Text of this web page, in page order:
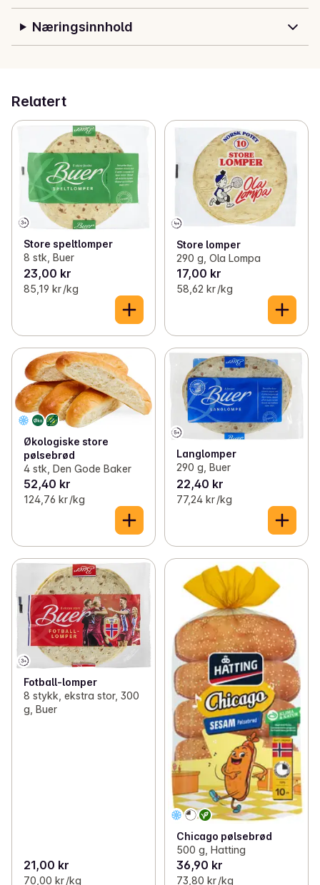
Næringsinnhold
Relatert
Store speltlomper
8 stk, Buer
23,00 kr
85,19 kr /kg
Store lomper
290 g, Ola Lompa
17,00 kr
58,62 kr /kg
Økologiske store
pølsebrød
4 stk, Den Gode Baker
52,40 kr
124,76 kr /kg
Langlomper
290 g, Buer
22,40 kr
77,24 kr /kg
Fotball-lomper
8 stykk, ekstra stor, 300
g, Buer
21,00 kr
70,00 kr /kg
Chicago pølsebrød
500 g, Hatting
36,90 kr
73,80 kr /kg